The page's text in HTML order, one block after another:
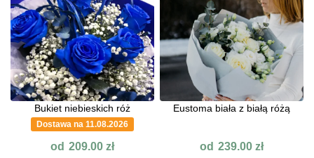
Bukiet niebieskich róż
Dostawa na 11.08.2026
od 209.00 zł
Eustoma biała z białą różą
od 239.00zł